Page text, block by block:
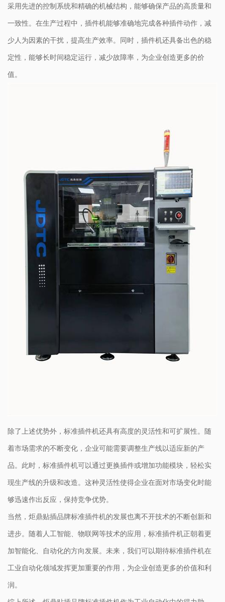
采用先进的控制系统和精确的机械结构，能够确保产品的高质量和
一致性。在生产过程中，插件机能够准确地完成各种插件动作，减
少人为因素的干扰，提高生产效率。同时，插件机还具备出色的稳
定性，能够长时间稳定运行，减少故障率，为企业创造更多的价
值。
除了上述优势外，标准插件机还具有高度的灵活性和可扩展性。随
着市场需求的不断变化，企业可能需要调整生产线以适应新的产
品。此时，标准插件机可以通过更换插件或增加功能模块，轻松实
现生产线的升级和改造。这种灵活性使得企业在面对市场变化时能
够迅速作出反应，保持竞争优势。
当然，炬鼎贴插品牌标准插件机的发展也离不开技术的不断创新和
进步。随着人工智能、物联网等技术的应用，标准插件机正朝着更
加智能化、自动化的方向发展。未来，我们可以期待标准插件机在
工业自动化领域发挥更加重要的作用，为企业创造更多的价值和利
润。